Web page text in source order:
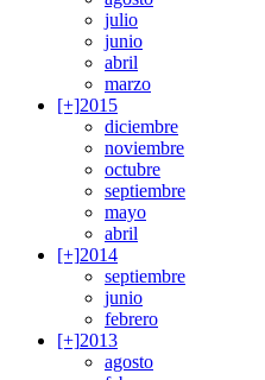
julio
junio
abril
marzo
[+]2015
diciembre
noviembre
octubre
septiembre
mayo
abril
[+]2014
septiembre
junio
febrero
[+]2013
agosto